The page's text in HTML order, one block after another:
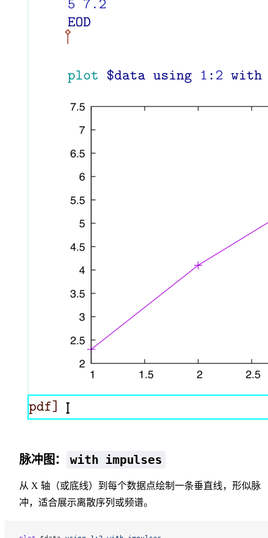
脉冲图： with impulses
从 X 轴（或底线）到每个数据点绘制一条垂直线，形似脉
冲，适合展示离散序列或频谱。